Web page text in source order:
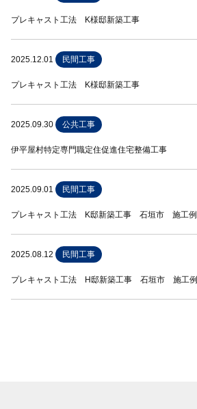
プレキャスト工法 K様邸新築工事
2025.12.01 民間工事
プレキャスト工法 K様邸新築工事
2025.09.30 公共工事
伊平屋村特定専門職定住促進住宅整備工事
2025.09.01 民間工事
プレキャスト工法 K邸新築工事 石垣市 施工例
2025.08.12 民間工事
プレキャスト工法 H邸新築工事 石垣市 施工例